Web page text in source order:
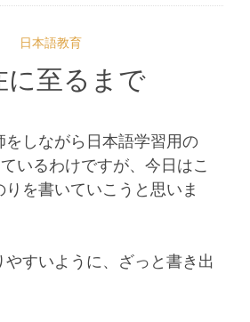
日本語教育
に至るまで
しながら日本語学習用の
いるわけですが、今日はこ
を書いていこうと思いま
やすいように、ざっと書き出